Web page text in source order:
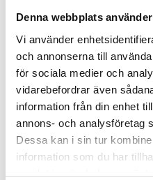
Denna webbplats
Vi använder
och annonserna till
för sociala medier och
vidarebefordrar även
information från din enhet
annons- och analysföretag
Dessa kan i sin tur
information som du har
samlat in när du har använt
SPARA SOM FAVORIT
Artikelnummer:
029578_1
ALTERNATIVA FÄRGER